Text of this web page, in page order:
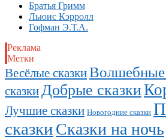
Братья Гримм
Льюис Кэрролл
Гофман Э.Т.А.
Реклама
Метки
Весёлые сказкиВолшебные
сказки Добрые сказки
Лучшие сказки Новогодние сказки
сказкиСказки на ночь